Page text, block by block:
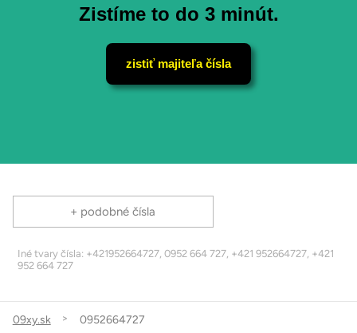
Zistíme to do 3 minút.
zistiť majiteľa čísla
+ podobné čísla
Iné tvary čísla: +421952664727, 0952 664 727, +421 952664727, +421
952 664 727
09xy.sk 0952664727